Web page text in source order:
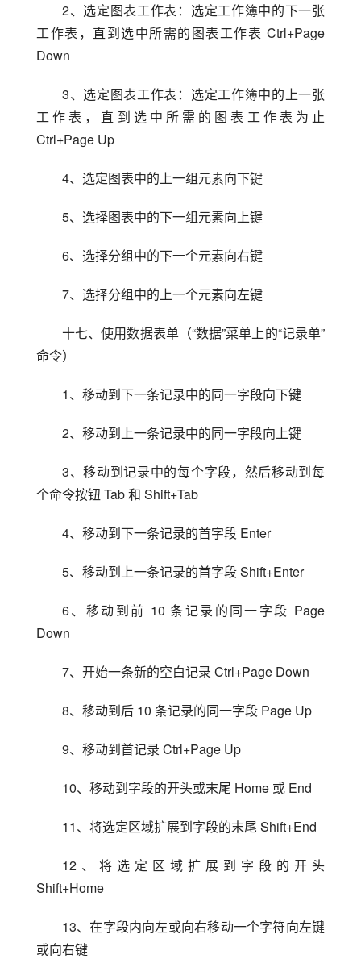
2、选定图表工作表：选定工作簿中的下一张
工作表，直到选中所需的图表工作表 Ctrl+Page
Down
3、选定图表工作表：选定工作簿中的上一张
工作表，直到选中所需的图表工作表为止
Ctrl+Page Up
4、选定图表中的上一组元素向下键
5、选择图表中的下一组元素向上键
6、选择分组中的下一个元素向右键
7、选择分组中的上一个元素向左键
十七、使用数据表单（“数据”菜单上的“记录单”
命令）
1、移动到下一条记录中的同一字段向下键
2、移动到上一条记录中的同一字段向上键
3、移动到记录中的每个字段，然后移动到每
个命令按钮 Tab 和 Shift+Tab
4、移动到下一条记录的首字段 Enter
5、移动到上一条记录的首字段 Shift+Enter
6、移动到前 10 条记录的同一字段 Page
Down
7、开始一条新的空白记录 Ctrl+Page Down
8、移动到后 10 条记录的同一字段 Page Up
9、移动到首记录 Ctrl+Page Up
10、移动到字段的开头或末尾 Home 或 End
11、将选定区域扩展到字段的末尾 Shift+End
12、将选定区域扩展到字段的开头
Shift+Home
13、在字段内向左或向右移动一个字符向左键
或向右键